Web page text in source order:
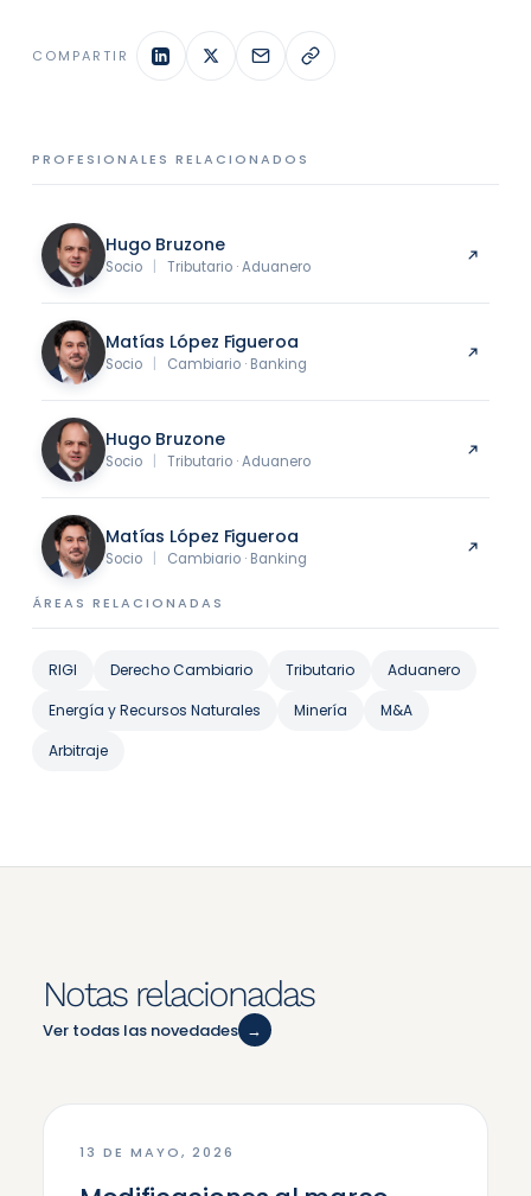
COMPARTIR
PROFESIONALES RELACIONADOS
Hugo Bruzone
Socio | Tributario · Aduanero
Matías López Figueroa
Socio | Cambiario · Banking
Hugo Bruzone
Socio | Tributario · Aduanero
Matías López Figueroa
Socio | Cambiario · Banking
ÁREAS RELACIONADAS
RIGI Derecho Cambiario Tributario
Aduanero
Energía y Recursos Naturales
Minería
M&A
Arbitraje
Notas relacionadas
Ver todas las novedades →
13 DE MAYO, 2026